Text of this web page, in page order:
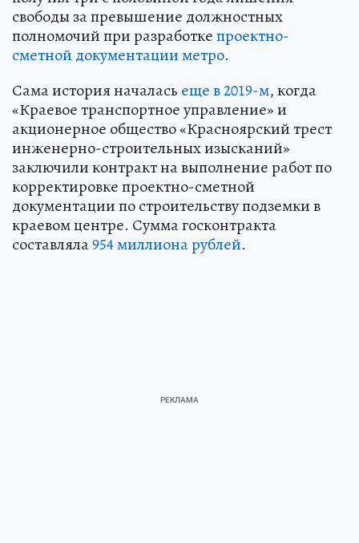
свободы за превышение должностных
полномочий при разработкепроектно-
сметной документации метро.
Сама история началась еще в 2019-м, когда
«Краевое транспортное управление» и
акционерное общество «Красноярский трест
инженерно-строительных изысканий»
заключили контракт на выполнение работ по
корректировке проектно-сметной
документации по строительству подземки в
краевом центре. Сумма госконтракта
составляла954 миллиона рублей.